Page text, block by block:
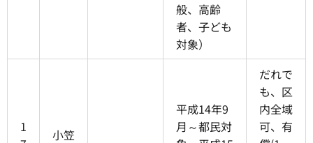
般、高齢
者、子ども
対象）
1
小笠
平成14年9
月～都民対
だれで
も、区
内全域
可、有